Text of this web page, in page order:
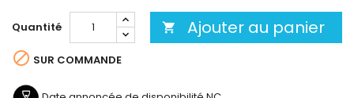
Quantité  Ajouter au panier
 SUR COMMANDE